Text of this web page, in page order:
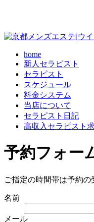
home
新人セラピスト
セラピスト
スケジュール
料金システム
当店について
セラピスト日記
高収入セラピスト
予約フォー
ご指定の時間帯は予約
名前
メール